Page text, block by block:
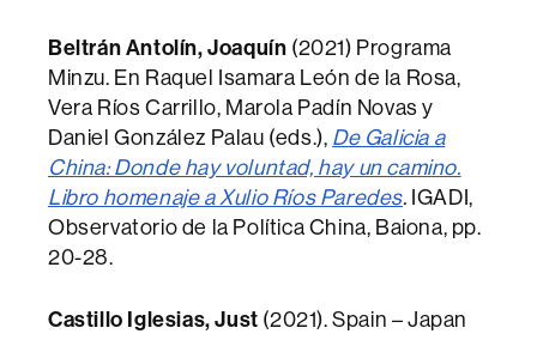
Beltrán Antolín, Joaquín (2021) Programa
Minzu. En Raquel Isamara León de la Rosa,
Vera Ríos Carrillo, Marola Padín Novas y
Daniel González Palau (eds.), De Galicia a
China: Donde hay voluntad, hay un camino.
Libro homenaje a Xulio Ríos Paredes. IGADI,
Observatorio de la Política China, Baiona, pp.
20-28.
Castillo Iglesias, Just (2021). Spain – Japan